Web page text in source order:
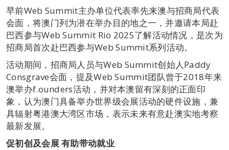
早前Web Summit主办单位代表率先来澳与招商局代表
会面，将澳门列为潜在举办目的地之一，并邀请本局赴
巴西参与Web Summit Rio 2025了解活动情况，是次为
招商局首次赴巴西参与Web Summit系列活动。
活动期间，招商局人员与Web Summit创始人Paddy
Consgrave会面，提及Web Summit团队曾于2018年来
澳举办f.ounders活动，并对本澳留有深刻的正面印
象，认为澳门具备举办世界级会展活动的硬件设施，兼
具辐射粤港澳大湾区市场，表示未来有意赴澳实地考察
最新发展。
促初创及会展有助带动就业